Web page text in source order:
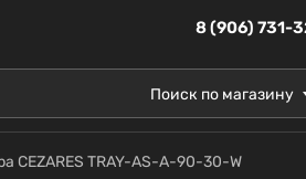
8 (906) 731-
Поиск по магазину
CEZARES TRAY-AS-A-90-30-W